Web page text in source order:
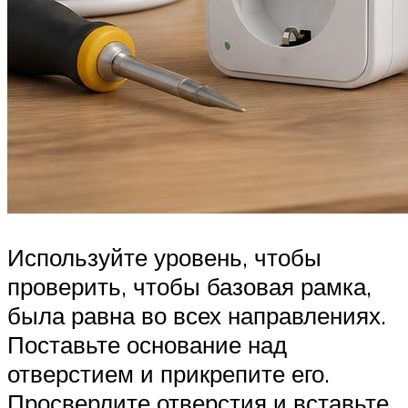
Используйте уровень, чтобы
проверить, чтобы базовая рамка,
была равна во всех направлениях.
Поставьте основание над
отверстием и прикрепите его.